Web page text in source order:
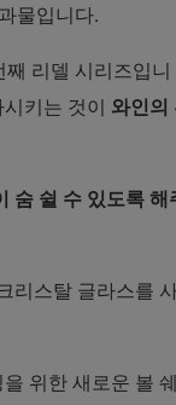
물입니다.
리델 시리즈입니
키는 것이 와인의
숨 쉴 수 있도록 해
리스탈 글라스를
위한 새로운 볼 쉐